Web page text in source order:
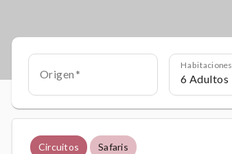
Origen
Habitaciones
Circuitos Safaris